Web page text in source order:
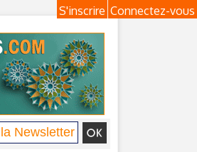
Connectez-vous
S'inscrire